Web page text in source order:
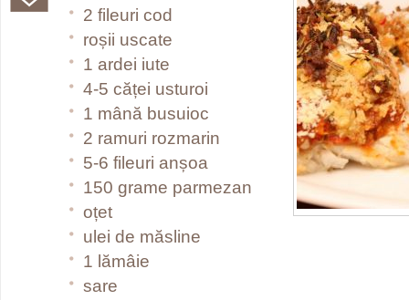
2 fileuri cod
roșii uscate
1 ardei iute
4-5 căței usturoi
1 mână busuioc
2 ramuri rozmarin
5-6 fileuri anșoa
150 grame parmezan
oțet
ulei de măsline
1 lămâie
sare